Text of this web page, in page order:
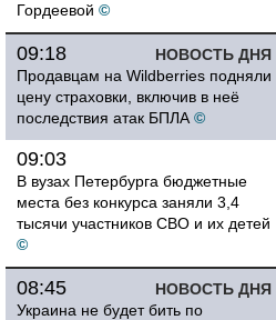
Гордеевой ©
НОВОСТЬ ДНЯ
09:18
Продавцам на Wildberries подняли
цену страховки, включив в неё
последствия атак БПЛА ©
09:03
В вузах Петербурга бюджетные
места без конкурса заняли 3,4
тысячи участников СВО и их детей
©
НОВОСТЬ ДНЯ
08:45
Украина не будет бить по